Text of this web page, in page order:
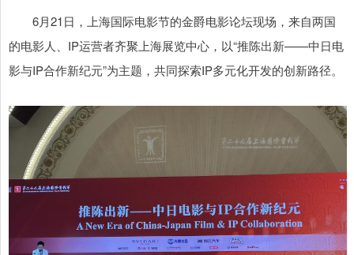
6月21日，上海国际电影节的金爵电影论坛现场，来自两国
的电影人、IP运营者齐聚上海展览中心，以“推陈出新——中日电
影与IP合作新纪元”为主题，共同探索IP多元化开发的创新路径。